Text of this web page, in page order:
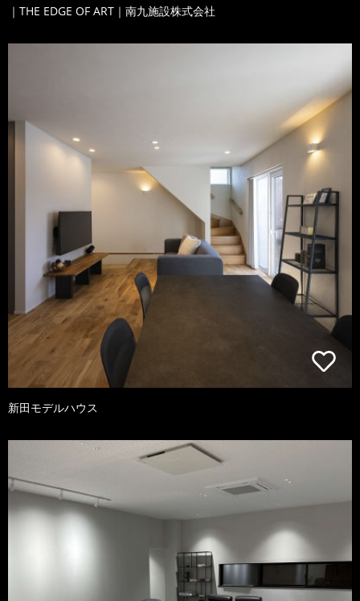
｜THE EDGE OF ART｜南九施設株式会社
新田モデルハウス